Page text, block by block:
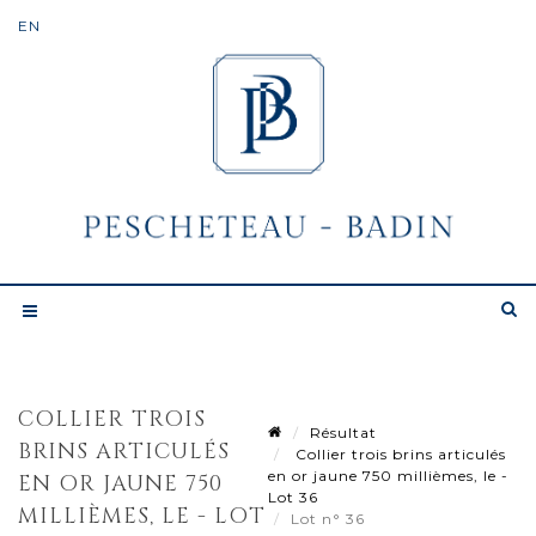
COLLIER TROIS
BRINS ARTICULÉS
EN OR JAUNE 750
MILLIÈMES, LE - LOT
Résultat
Collier trois brins articulés
en or jaune 750 millièmes, le -
Lot 36
Lot n° 36